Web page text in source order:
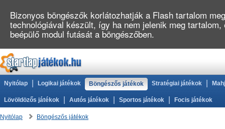
Nyitólap Logikai játékok Böngészős játékok Stratégiai játékok
Lövöldözős játékok Autós játékok Sportos játékok Focis játékok
Nyitólap Böngészős játékok
Bizonyos böngészők korlátozhatják a Flash tartalom
technológiával készült, így ha nem jelenik meg
beépülő modul futását a böngészőben.